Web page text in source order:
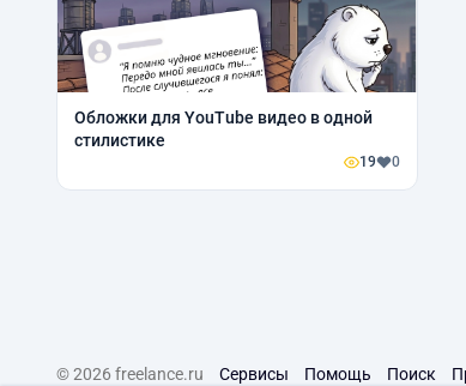
Обложки для YouTube видео в одной
стилистике
19 0
© 2026 freelance.ru Сервисы Помощь Поиск